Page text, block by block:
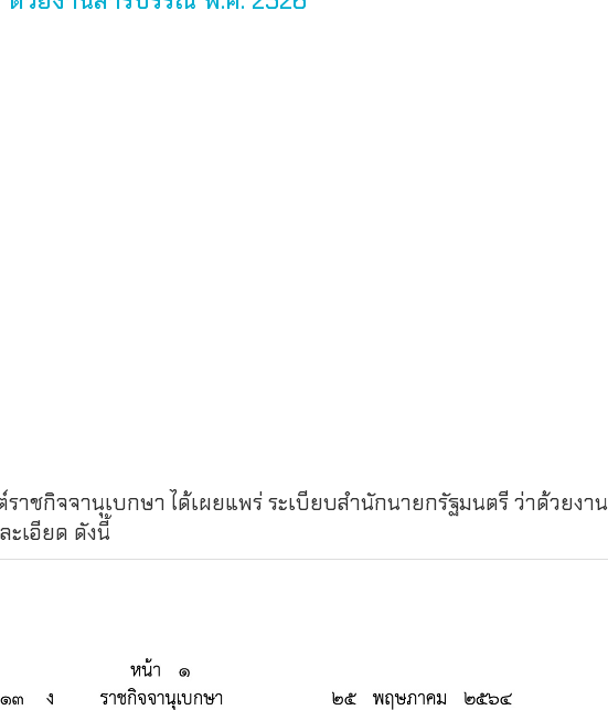
าชกิจจานุเบกษา ได้เผยแพร่ ระเบียบสำนักนายกรัฐมนตรี ว่าด้วยงาน
ะเอียด ดังนี้